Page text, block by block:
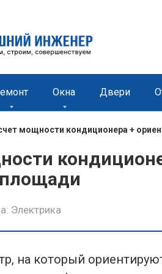
Окна Двери
мощности кондиционера +
Электрика
на который